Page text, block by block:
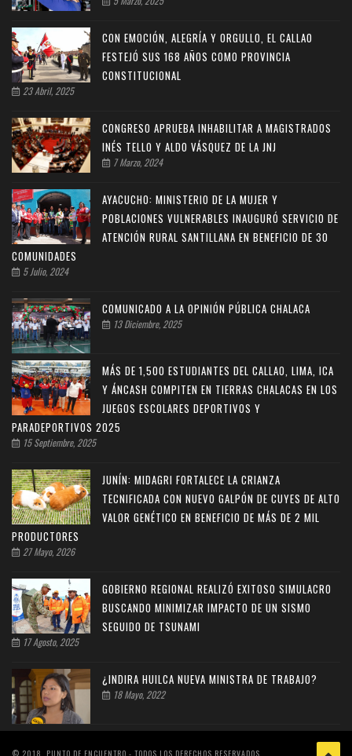
CON EMOCIÓN, ALEGRÍA Y ORGULLO, EL CALLAO
FESTEJÓ SUS 168 AÑOS COMO PROVINCIA
CONSTITUCIONAL
23 Abril, 2025
CONGRESO APRUEBA INHABILITAR A MAGISTRADOS
INÉS TELLO Y ALDO VÁSQUEZ DE LA JNJ
7 Marzo, 2024
AYACUCHO: MINISTERIO DE LA MUJER Y
POBLACIONES VULNERABLES INAUGURÓ SERVICIO DE
ATENCIÓN RURAL SANTILLANA EN BENEFICIO DE 30
COMUNIDADES
5 Julio, 2024
COMUNICADO A LA OPINIÓN PÚBLICA CHALACA
13 Diciembre, 2025
MÁS DE 1,500 ESTUDIANTES DEL CALLAO, LIMA, ICA
Y ÁNCASH COMPITEN EN TIERRAS CHALACAS EN LOS
JUEGOS ESCOLARES DEPORTIVOS Y
PARADEPORTIVOS 2025
15 Septiembre, 2025
JUNÍN: MIDAGRI FORTALECE LA CRIANZA
TECNIFICADA CON NUEVO GALPÓN DE CUYES DE ALTO
VALOR GENÉTICO EN BENEFICIO DE MÁS DE 2 MIL
PRODUCTORES
27 Mayo, 2026
GOBIERNO REGIONAL REALIZÓ EXITOSO SIMULACRO
BUSCANDO MINIMIZAR IMPACTO DE UN SISMO
SEGUIDO DE TSUNAMI
17 Agosto, 2025
¿INDIRA HUILCA NUEVA MINISTRA DE TRABAJO?
18 Mayo, 2022
© 2018, PUNTO DE ENCUENTRO - TODOS LOS DERECHOS RESERVADOS